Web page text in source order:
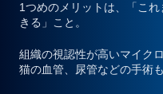
1つめのメリットは、
「こ
きる」
こと。
組織の視認性が高いマイク
猫の血管、尿管などの手術